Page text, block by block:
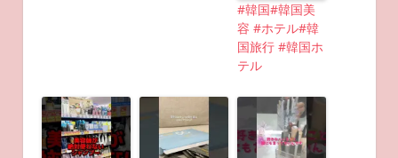
#韓国#韓国美
容 #ホテル#韓
国旅行 #韓国ホ
テル